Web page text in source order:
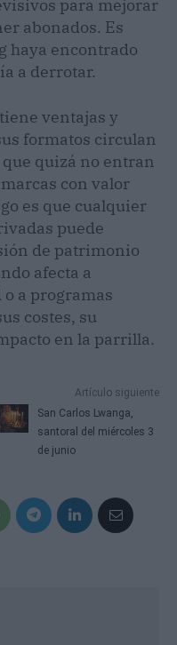
para mejorar
abonados. Es
haya encontrado
a derrotar.
ventajas y
formatos circulan
quizá no entran
con valor
es que cualquier
puede
de patrimonio
afecta a
a programas
costes, su
en la parrilla.
Artículo siguiente
San Carlos Lwanga,
santoral del miércoles 3
de junio